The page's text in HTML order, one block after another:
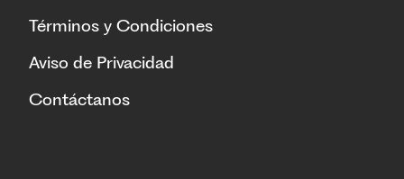
Términos y Condiciones
Aviso de Privacidad
Contáctanos